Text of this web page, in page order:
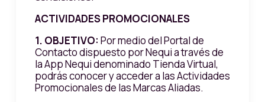
ACTIVIDADES PROMOCIONALES
1. OBJETIVO: Por medio del Portal de
Contacto dispuesto por Nequi a través de
la App Nequi denominado Tienda Virtual,
podrás conocer y acceder a las Actividades
Promocionales de las Marcas Aliadas.